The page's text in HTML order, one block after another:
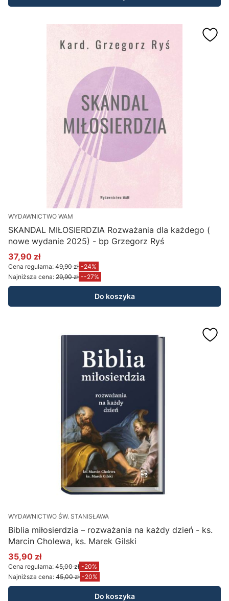
WYDAWNICTWO WAM
SKANDAL MIŁOSIERDZIA Rozważania dla każdego (
nowe wydanie 2025) - bp Grzegorz Ryś
Cena promocyjna
37,90 zł
Cena regularna: 49,90 zł -24%
Najniższa cena: 29,90 zł --27%
Do koszyka
WYDAWNICTWO ŚW. STANISŁAWA
Biblia miłosierdzia – rozważania na każdy dzień - ks.
Marcin Cholewa, ks. Marek Gilski
Cena promocyjna
35,90 zł
Cena regularna: 45,00 zł -20%
Najniższa cena: 45,00 zł -20%
Do koszyka